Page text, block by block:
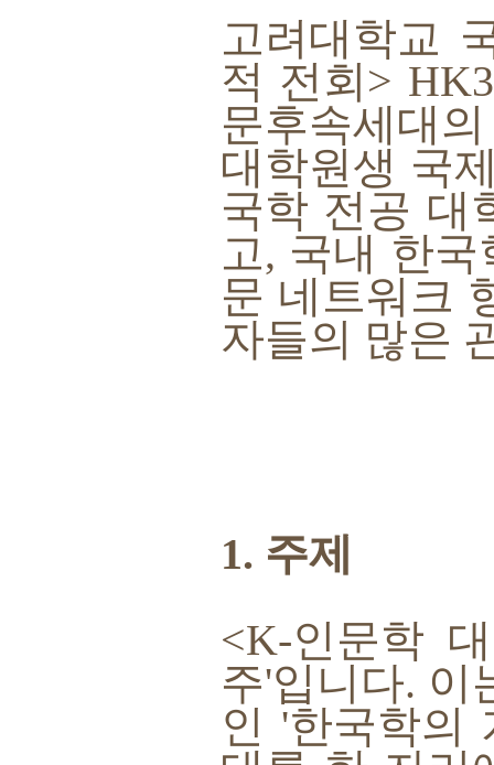
고려대학교
적 전회>
문후속세대
대학원생 국
국학 전공 대
고, 국내 한
문 네트워크
자들의 많은
1. 주제
<K-인문학
주'입니다. 이
인 '한국학의